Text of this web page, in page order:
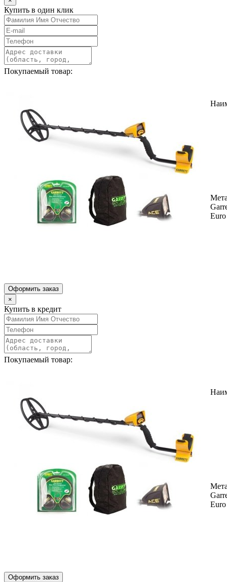
Купить в один клик
Покупаемый товар:
Euro
Оформить заказ
×
Купить в кредит
Покупаемый товар:
Euro
Оформить заказ